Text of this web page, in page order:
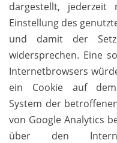
dargestellt, jederzeit
Einstellung des
und damit der
widersprechen. Eine
Internetbrowsers
ein Cookie auf dem
System der
von Google Analytics
über den